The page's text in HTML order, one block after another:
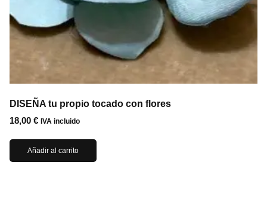
DISEÑA tu propio tocado con flores
18,00 € IVA incluido
Añadir al carrito